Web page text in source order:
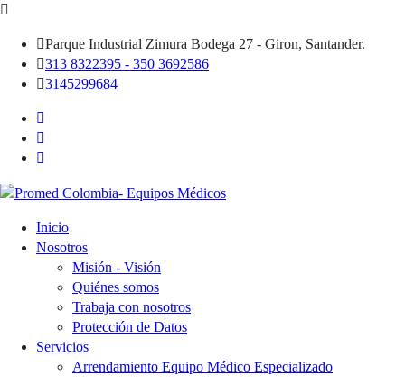
Parque Industrial Zimura Bodega 27 - Giron, Santander.
313 8322395 - 350 3692586
3145299684
Inicio
Nosotros
Misión - Visión
Quiénes somos
Trabaja con nosotros
Protección de Datos
Servicios
Arrendamiento Equipo Médico Especializado